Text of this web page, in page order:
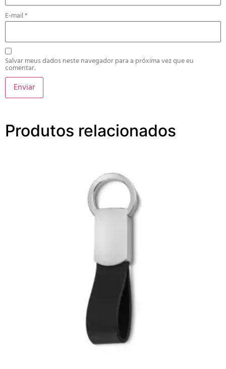
E-mail*
Salvar meus dados neste navegador para a próxima vez que eu
comentar.
Produtos relacionados